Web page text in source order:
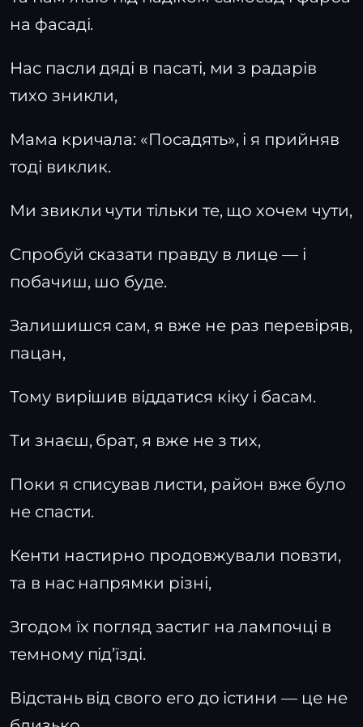
на фасаді.
Нас пасли дяді в пасаті, ми з радарів
тихо зникли,
Мама кричала: «Посадять», і я прийняв
тоді виклик.
Ми звикли чути тільки те, що хочем чути,
Спробуй сказати правду в лице — і
побачиш, шо буде.
Залишишся сам, я вже не раз перевіряв,
пацан,
Тому вирішив віддатися кіку і басам.
Ти знаєш, брат, я вже не з тих,
Поки я списував листи, район вже було
не спасти.
Кенти настирно продовжували повзти,
та в нас напрямки різні,
Згодом їх погляд застиг на лампочці в
темному під’їзді.
Відстань від свого его до істини — це не